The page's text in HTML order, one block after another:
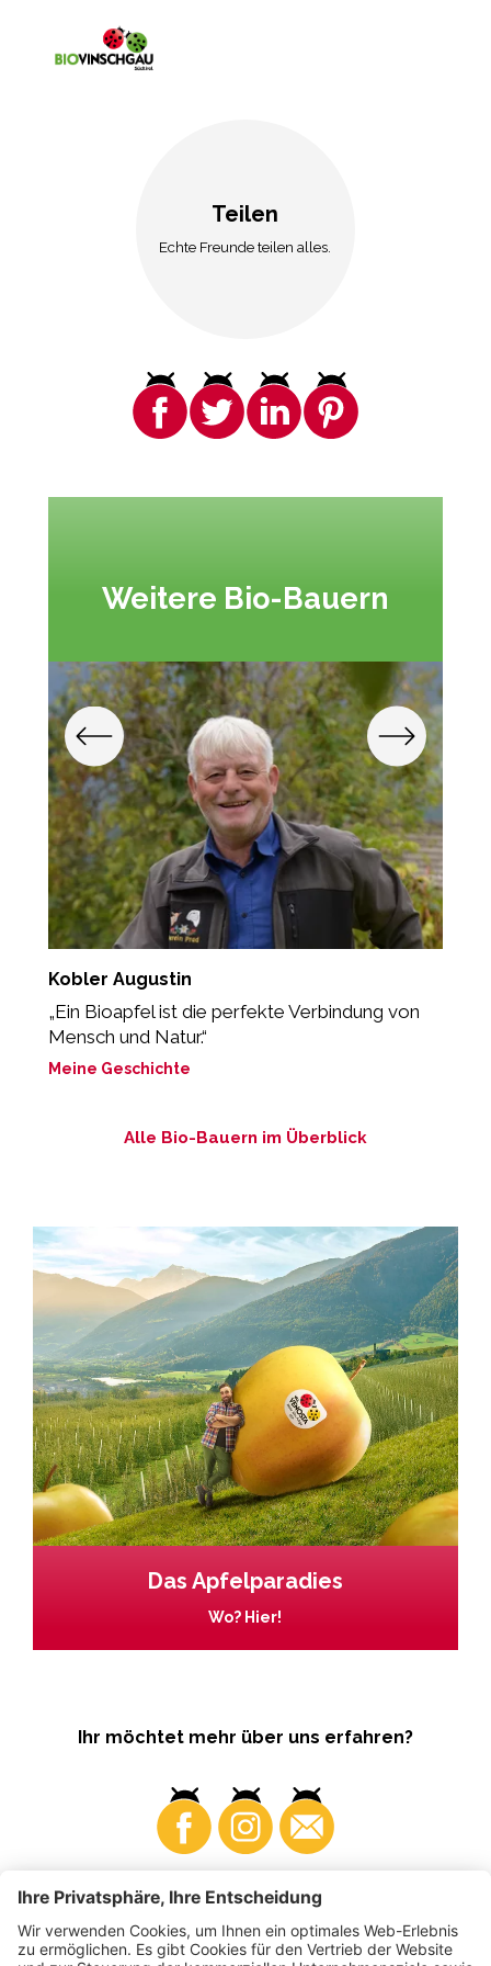
Teilen
Echte Freunde teilen alles.
Weitere Bio-Bauern
Kobler Augustin
„Ein Bioapfel ist die perfekte Verbindung von
Mensch und Natur.“
Meine Geschichte
Alle Bio-Bauern im Überblick
Das Apfelparadies
Wo? Hier!
Ihr möchtet mehr über uns erfahren?
Business Produzenten